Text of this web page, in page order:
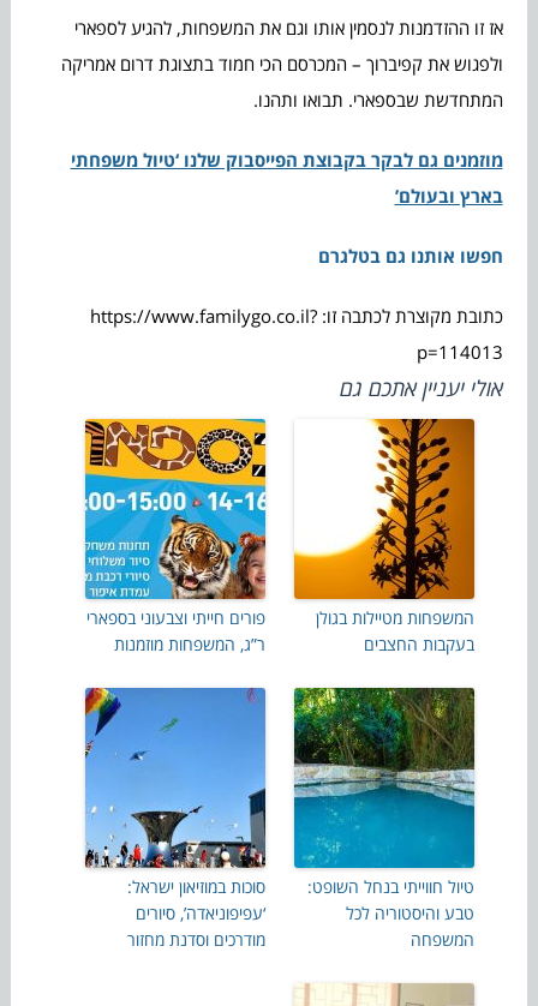
אז זו ההזדמנות לנסמין אותו וגם את המשפחות, להגיע לספארי
ולפגוש את קפיברוך – המכרסם הכי חמוד בתצוגת דרום אמריקה
המתחדשת שבספארי. תבואו ותהנו.
מוזמנים גם לבקר בקבוצת הפייסבוק שלנו ‘טיול משפחתי
בארץ ובעולם’
חפשו אותנו גם בטלגרם
כתובת מקוצרת לכתבה זו: https://www.familygo.co.il?
p=114013
אולי יעניין אתכם גם
המשפחות מטיילות בגולן
בעקבות החצבים
פורים חייתי וצבעוני בספארי
ר”ג, המשפחות מוזמנות
טיול חווייתי בנחל השופט:
טבע והיסטוריה לכל
המשפחה
סוכות במוזיאון ישראל:
‘עפיפוניאדה’, סיורים
מודרכים וסדנת מחזור